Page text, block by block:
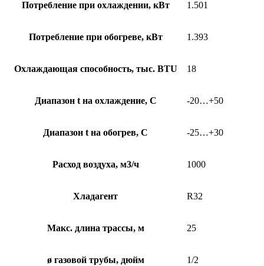
Потребление при охлаждении, кВт 1.501
Потребление при обогреве, кВт 1.393
Охлаждающая способность, тыс. BTU 18
Диапазон t на охлаждение, С -20…+50
Диапазон t на обогрев, С -25…+30
Расход воздуха, м3/ч 1000
Хладагент R32
Макс. длина трассы, м 25
ø газовой трубы, дюйм 1/2